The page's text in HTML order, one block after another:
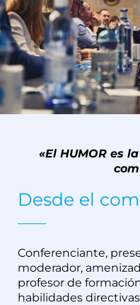
«El HUMOR es
Desde el
Conferenciante,
moderador,
profesor de
habilidades